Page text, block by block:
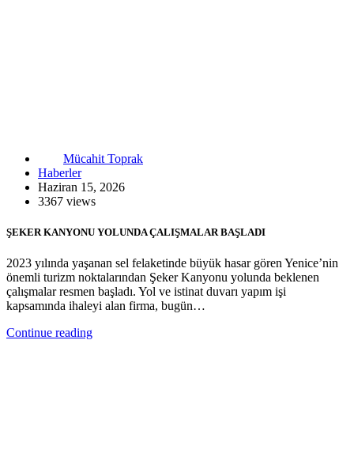
Mücahit Toprak
Haberler
Haziran 15, 2026
3367 views
ŞEKER KANYONU YOLUNDA ÇALIŞMALAR BAŞLADI
2023 yılında yaşanan sel felaketinde büyük hasar gören Yenice’nin
önemli turizm noktalarından Şeker Kanyonu yolunda beklenen
çalışmalar resmen başladı. Yol ve istinat duvarı yapım işi
kapsamında ihaleyi alan firma, bugün…
Continue reading